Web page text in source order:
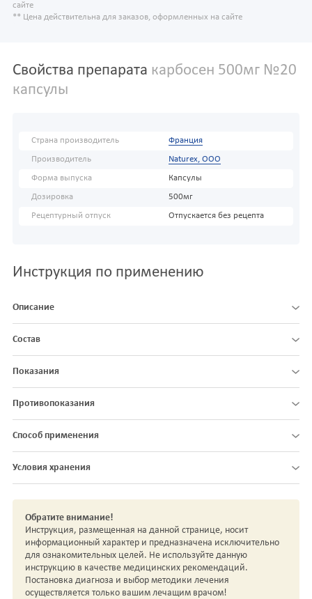
сайте
** Цена действительна для заказов, оформленных на сайте
Свойства препарата карбосен 500мг №20
капсулы
Страна производитель Франция
Производитель Naturex, OOO
Форма выпуска Капсулы
Дозировка 500мг
Рецептурный отпуск Отпускается без рецепта
Инструкция по применению
Описание
Состав
Показания
Противопоказания
Способ применения
Условия хранения
Обратите внимание!
Инструкция, размещенная на данной странице, носит
информационный характер и предназначена исключительно
для ознакомительных целей. Не используйте данную
инструкцию в качестве медицинских рекомендаций.
Постановка диагноза и выбор методики лечения
осуществляется только вашим лечащим врачом!